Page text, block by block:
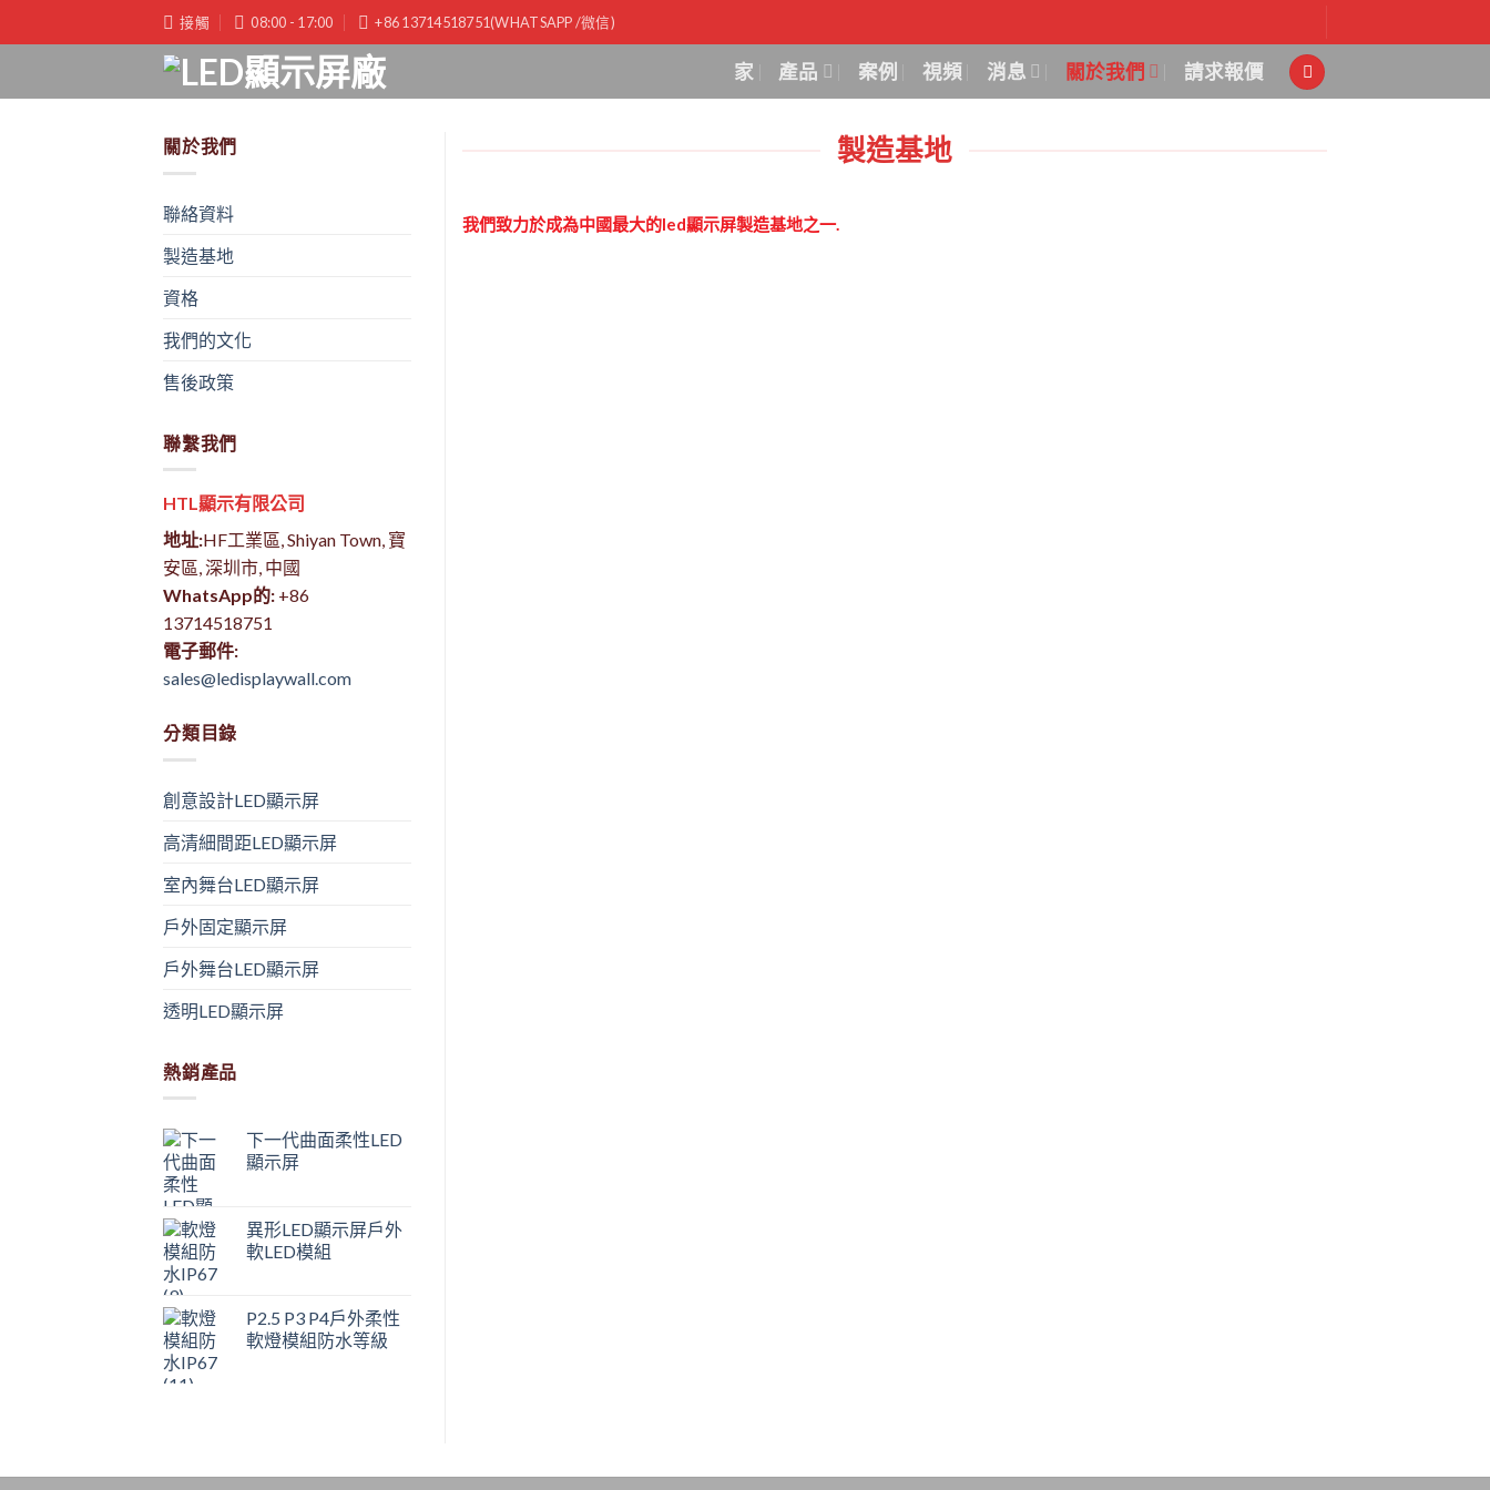
到
容
接觸 08:00 - 17:00 +86 13714518751(WHATSAPP /微信)
家 產品 案例 視頻 消息 關於我們 請求報價
製造基地
我們致力於成為中國最大的led顯示屏製造基地之一.
關於我們
聯絡資料
製造基地
資格
我們的文化
售後政策
聯繫我們
HTL顯示有限公司
地址:HF工業區, Shiyan Town, 寶
安區, 深圳市, 中國
WhatsApp的: +86
13714518751
電子郵件:
sales@ledisplaywall.com
分類目錄
創意設計LED顯示屏
高清細間距LED顯示屏
室內舞台LED顯示屏
戶外固定顯示屏
戶外舞台LED顯示屏
透明LED顯示屏
熱銷產品
下一代曲面柔性LED
顯示屏
異形LED顯示屏戶外
軟LED模組
P2.5 P3 P4戶外柔性
軟燈模組防水等級